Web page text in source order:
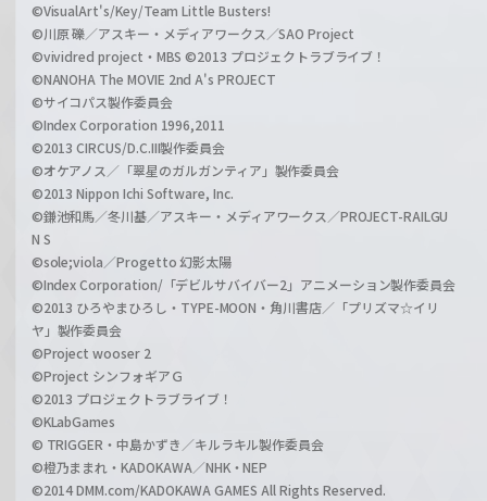
©VisualArt's/Key/Team Little Busters!
©川原 礫／アスキー・メディアワークス／SAO Project
©vividred project・MBS ©2013 プロジェクトラブライブ！
©NANOHA The MOVIE 2nd A's PROJECT
©サイコパス製作委員会
©Index Corporation 1996,2011
©2013 CIRCUS/D.C.III製作委員会
©オケアノス／「翠星のガルガンティア」製作委員会
©2013 Nippon Ichi Software, Inc.
©鎌池和馬／冬川基／アスキー・メディアワークス／PROJECT-RAILGU
N S
©sole;viola／Progetto 幻影太陽
©Index Corporation/「デビルサバイバー2」アニメーション製作委員会
©2013 ひろやまひろし・TYPE-MOON・角川書店／「プリズマ☆イリ
ヤ」製作委員会
©Project wooser 2
©Project シンフォギアＧ
©2013 プロジェクトラブライブ！
©KLabGames
© TRIGGER・中島かずき／キルラキル製作委員会
©橙乃ままれ・KADOKAWA／NHK・NEP
©2014 DMM.com/KADOKAWA GAMES All Rights Reserved.